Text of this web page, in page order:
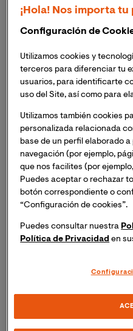
Convenio VIU-FSMCV
¡Hola! Nos importa
Configuración de
Utilizamos cookies y
terceros para diferenciar tu
usuarios, para identificarte
uso del Site, así como para
Utilizamos también cookies
personalizada relacionada
base de un perfil elaborado
navegación (por ejemplo,
que nos facilites (por
Puedes aceptar o rechazar
botón correspondiente o
“Configuración de cookies”.
Puedes consultar nuestra
Política de Privacidad en